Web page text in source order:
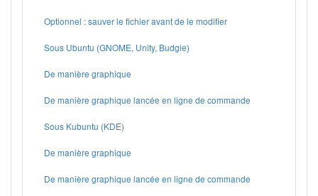
Optionnel : sauver le fichier avant de le modifier
Sous Ubuntu (GNOME, Unity, Budgie)
De manière graphique
De manière graphique lancée en ligne de commande
Sous Kubuntu (KDE)
De manière graphique
De manière graphique lancée en ligne de commande